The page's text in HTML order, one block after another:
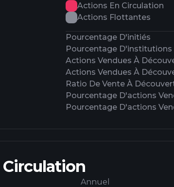
Actions En Circulation
Actions Flottantes
Pourcentage D'initiés
Pourcentage D'institutions
Actions Vendues À
Actions Vendues À
Ratio De Vente À
Pourcentage D'actions
Pourcentage D'actions
Annuel